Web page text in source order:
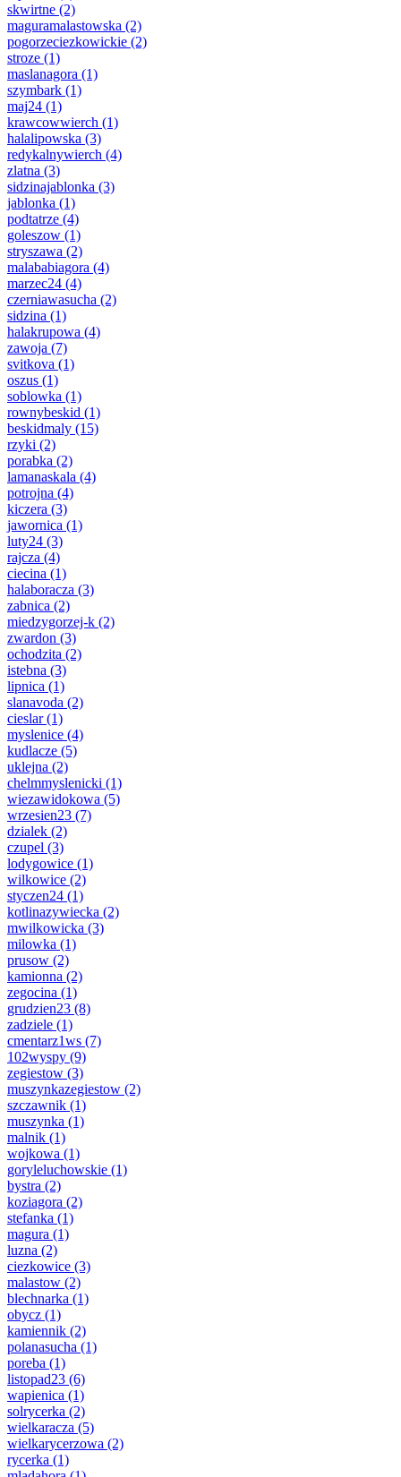
skwirtne (2)
maguramalastowska (2)
pogorzeciezkowickie (2)
stroze (1)
maslanagora (1)
szymbark (1)
maj24 (1)
krawcowwierch (1)
halalipowska (3)
redykalnywierch (4)
zlatna (3)
sidzinajablonka (3)
jablonka (1)
podtatrze (4)
goleszow (1)
stryszawa (2)
malababiagora (4)
marzec24 (4)
czerniawasucha (2)
sidzina (1)
halakrupowa (4)
zawoja (7)
svitkova (1)
oszus (1)
soblowka (1)
rownybeskid (1)
beskidmaly (15)
rzyki (2)
porabka (2)
lamanaskala (4)
potrojna (4)
kiczera (3)
jawornica (1)
luty24 (3)
rajcza (4)
ciecina (1)
halaboracza (3)
zabnica (2)
miedzygorzej-k (2)
zwardon (3)
ochodzita (2)
istebna (3)
lipnica (1)
slanavoda (2)
cieslar(1)
myslenice (4)
kudlacze (5)
uklejna (2)
chelmmyslenicki (1)
wiezawidokowa (5)
wrzesien23 (7)
dzialek (2)
czupel (3)
lodygowice (1)
wilkowice (2)
styczen24 (1)
kotlinazywiecka (2)
mwilkowicka (3)
milowka (1)
prusow (2)
kamionna (2)
zegocina (1)
grudzien23 (8)
zadziele (1)
cmentarz1ws (7)
102wyspy (9)
zegiestow (3)
muszynkazegiestow (2)
szczawnik (1)
muszynka (1)
malnik (1)
wojkowa (1)
goryleluchowskie (1)
bystra (2)
koziagora (2)
stefanka (1)
magura (1)
luzna (2)
ciezkowice (3)
malastow (2)
blechnarka (1)
obycz (1)
kamiennik (2)
polanasucha (1)
poreba (1)
listopad23 (6)
wapienica (1)
solrycerka (2)
wielkaracza (5)
wielkarycerzowa (2)
rycerka (1)